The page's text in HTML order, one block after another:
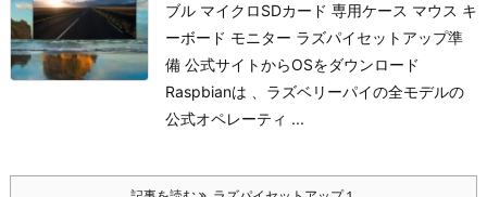
ブル マイクロSDカード 専用ケース マウス キ
ーボード モニター ラズパイセットアップ準
備 公式サイトからOSをダウンロード
Raspbianは 、ラズベリーパイの全モデルの
公式オペレーティ ...